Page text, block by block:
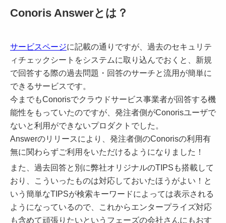
Conoris Answerとは？
サービスページに記載の通りですが、過去のセキュリテ
ィチェックシートをシステムに取り込んでおくと、新規
で回答する際の過去問題・回答のサーチと流用が簡単に
できるサービスです。
今までもConorisでクラウドサービス事業者が回答する機
能性をもっていたのですが、発注者側がConorisユーザで
ないと利用ができないプロダクトでした。
Answerのリリースにより、発注者側のConorisの利用有
無に関わらずご利用をいただけるようになりました！
また、過去回答と別に弊社オリジナルのTIPSも搭載して
おり、こういったものは対応しておいたほうがよい！と
いう簡単なTIPSが検索キーワードによっては表示される
ようになっているので、これからエンタープライズ対応
も含めて頑張りたいというフェーズの会社さんにもおす